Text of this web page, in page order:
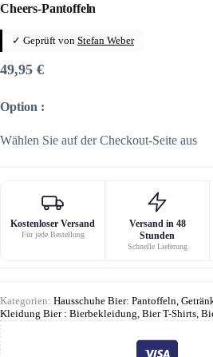
Cheers-Pantoffeln
✓ Geprüft von Stefan Weber
49,95 €
Option :
Wählen Sie auf der Checkout-Seite aus
Kostenloser Versand
Für jede Bestellung
Versand in 48
Stunden
Schnelle Lieferung
Kategorien: Hausschuhe Bier: Pantoffeln,
Kleidung Bier : Bierbekleidung, Bier T-Shirts,